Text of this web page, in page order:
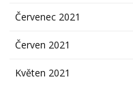
Červenec 2021
Červen 2021
Květen 2021